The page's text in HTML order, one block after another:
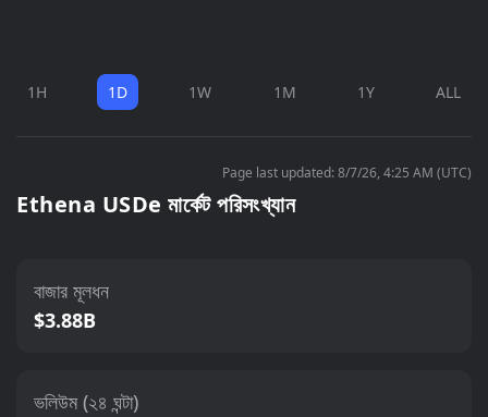
1H 1D 1W 1M 1Y ALL
Page last updated: 8/7/26, 4:25 AM (UTC)
Ethena USDe মার্কেট পরিসংখ্যান
বাজার মূলধন
$3.88B
ভলিউম (২৪ ঘন্টা)